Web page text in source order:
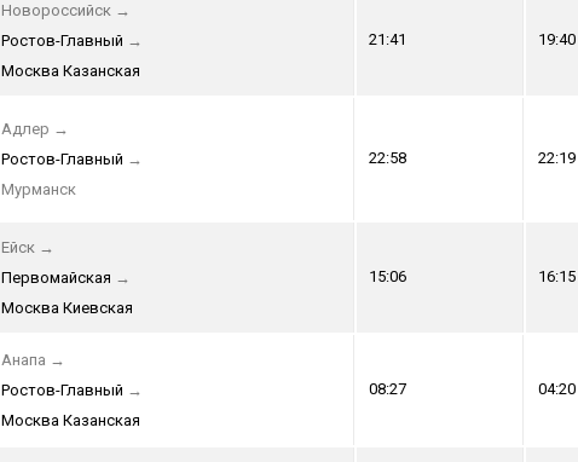
Новороссийск →
Ростов-Главный →
Москва Казанская
21:41 19:40
Адлер →
Ростов-Главный →
Мурманск
22:58 22:19
Ейск →
Первомайская →
Москва Киевская
15:06 16:15
Анапа →
Ростов-Главный →
Москва Казанская
08:27 04:20